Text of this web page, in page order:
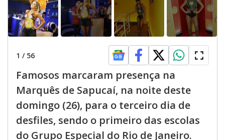
1 / 56
Famosos marcaram presença na
Marquês de Sapucaí, na noite deste
domingo (26), para o terceiro dia de
desfiles, sendo o primeiro das escolas
do Grupo Especial do Rio de Janeiro.